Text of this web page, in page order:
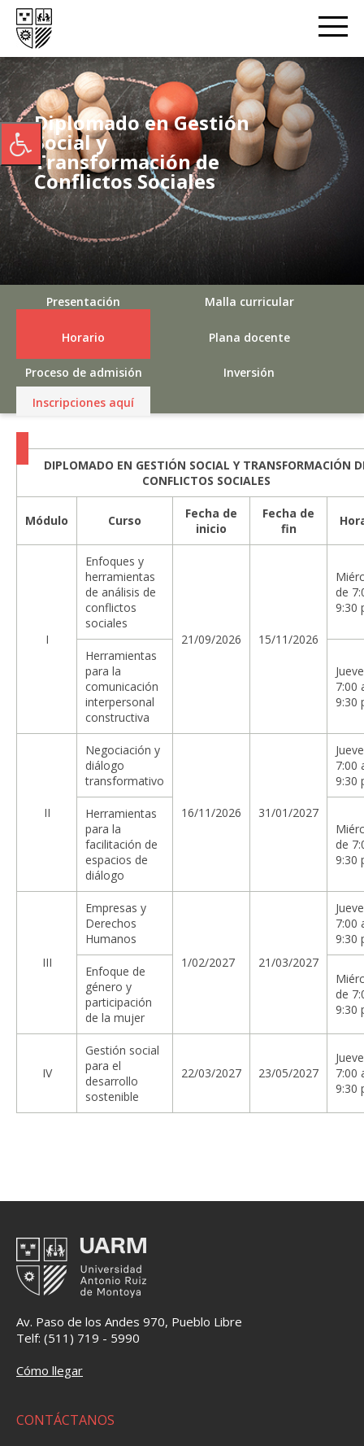
Diplomado en Gestión
Social y
Transformación de
Conflictos Sociales
Presentación Malla curricular
Horario Plana docente
Proceso de admisión
Inversión
Inscripciones aquí
DIPLOMADO EN GESTIÓN SOCIAL Y TRANSFORMACIÓN
CONFLICTOS SOCIALES
Módulo Curso
Fecha de
inicio
Fecha de
fin
I
Enfoques y
herramientas
de análisis de
conflictos
sociales
21/09/2026
15/11/2026
de
9:30
Herramientas
para la
comunicación
interpersonal
constructiva
7:00
9:30
II
Negociación y
diálogo
transformativo
16/11/2026 31/01/2027
7:00
9:30
Herramientas
para la
facilitación de
espacios de
diálogo
de
9:30
III
Empresas y
Derechos
Humanos
1/02/2027
21/03/2027
7:00
9:30
Enfoque de
género y
participación
de la mujer
de
9:30
IV
Gestión social
para el
desarrollo
sostenible
22/03/2027 23/05/2027
7:00
9:30
Av. Paso de los Andes 970, Pueblo Libre
Telf: (511) 719 - 5990
Cómo llegar
CONTÁCTANOS